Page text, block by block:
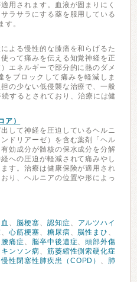
用されます。血液が固まりにく
ラサラにする薬を服用している
す。
よる慢性的な膝痛を和らげるた
って痛みを伝える知覚神経を正
エネルギーで部分的に熱のダメ
をブロックして痛みを軽減しま
の少ない低侵襲な治療で、一般
するとされており、治療には健
ア）
して神経を圧迫しているヘルニ
ドリアーゼ）を含む薬剤「ヘル
効成分が髄核の保水成分を分解
への圧迫が軽減されて痛みやし
す。治療は健康保険が適用され
り、ヘルニアの位置や形によっ
、 脳梗塞、 認知症、
アルツハイ
、 心筋梗塞、 糖尿病、 脳性まひ 、
腰痛症、 脳卒中後遺症、頭部外傷
ンソン病、 筋萎縮性側索硬化症
慢性閉塞性肺疾患（COPD） 、 肺